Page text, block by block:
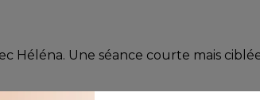
Héléna. Une séance courte mais